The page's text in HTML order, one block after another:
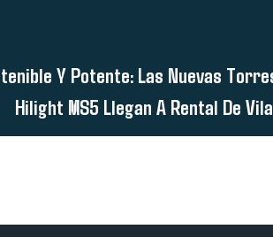
Y Potente: Las Nuevas
Hilight MS5 Llegan A Rental De